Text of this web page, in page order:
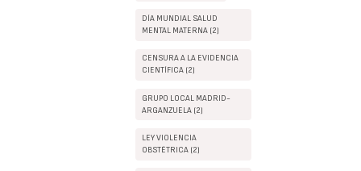
DÍA MUNDIAL SALUD
MENTAL MATERNA (2)
CENSURA A LA EVIDENCIA
CIENTÍFICA (2)
GRUPO LOCAL MADRID-
ARGANZUELA (2)
LEY VIOLENCIA
OBSTÉTRICA (2)